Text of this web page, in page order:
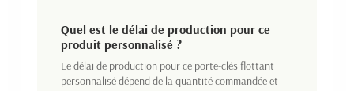
Quel est le délai de production pour ce
produit personnalisé ?
Le délai de production pour ce porte-clés flottant
personnalisé dépend de la quantité commandée et